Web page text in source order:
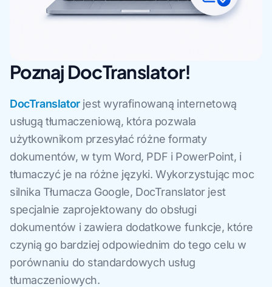
Poznaj DocTranslator!
DocTranslatorjest wyrafinowaną internetową
usługą tłumaczeniową, która pozwala
użytkownikom przesyłać różne formaty
dokumentów, w tym Word, PDF i PowerPoint, i
tłumaczyć je na różne języki. Wykorzystując moc
silnika Tłumacza Google, DocTranslator jest
specjalnie zaprojektowany do obsługi
dokumentów i zawiera dodatkowe funkcje, które
czynią go bardziej odpowiednim do tego celu w
porównaniu do standardowych usług
tłumaczeniowych.